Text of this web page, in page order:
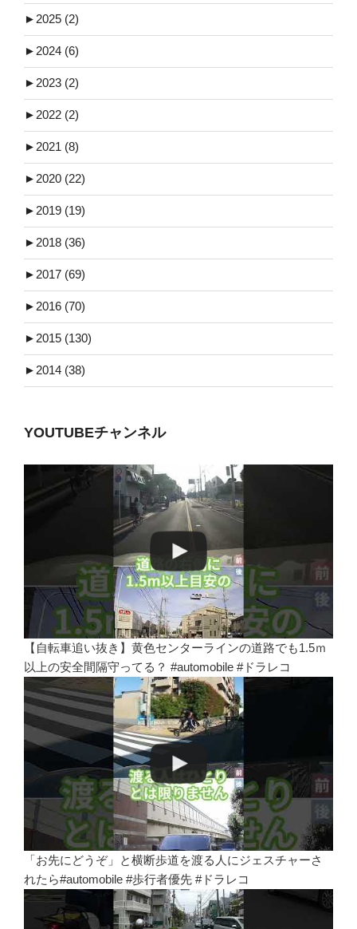
► 2025 (2)
► 2024 (6)
► 2023 (2)
► 2022 (2)
► 2021 (8)
► 2020 (22)
► 2019 (19)
► 2018 (36)
► 2017 (69)
► 2016 (70)
► 2015 (130)
► 2014 (38)
YOUTUBEチャンネル
【自転車追い抜き】黄色センターラインの道路でも1.5ｍ
以上の安全間隔守ってる？ #automobile #ドラレコ
「お先にどうぞ」と横断歩道を渡る人にジェスチャーさ
れたら#automobile #歩行者優先 #ドラレコ